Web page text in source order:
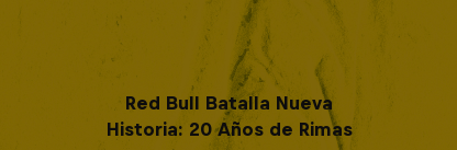
Red Bull Batalla Nueva
Historia: 20 Años de Rimas